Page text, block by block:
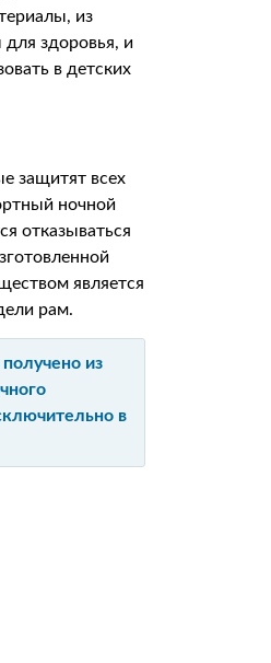
из
здоровья, и
в детских
защитят всех
ночной
отказываться
является
рам.
из
в